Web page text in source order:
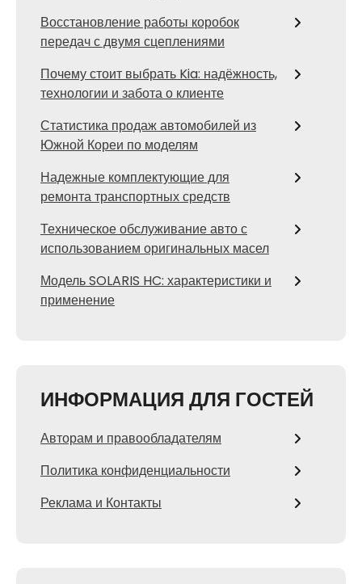
Восстановление работы коробок
передач с двумя сцеплениями
Почему стоит выбрать Kia: надёжность,
технологии и забота о клиенте
Статистика продаж автомобилей из
Южной Кореи по моделям
Надежные комплектующие для
ремонта транспортных средств
Техническое обслуживание авто с
использованием оригинальных масел
Модель SOLARIS HC: характеристики и
применение
ИНФОРМАЦИЯ ДЛЯ ГОСТЕЙ
Авторам и правообладателям
Политика конфиденциальности
Реклама и Контакты